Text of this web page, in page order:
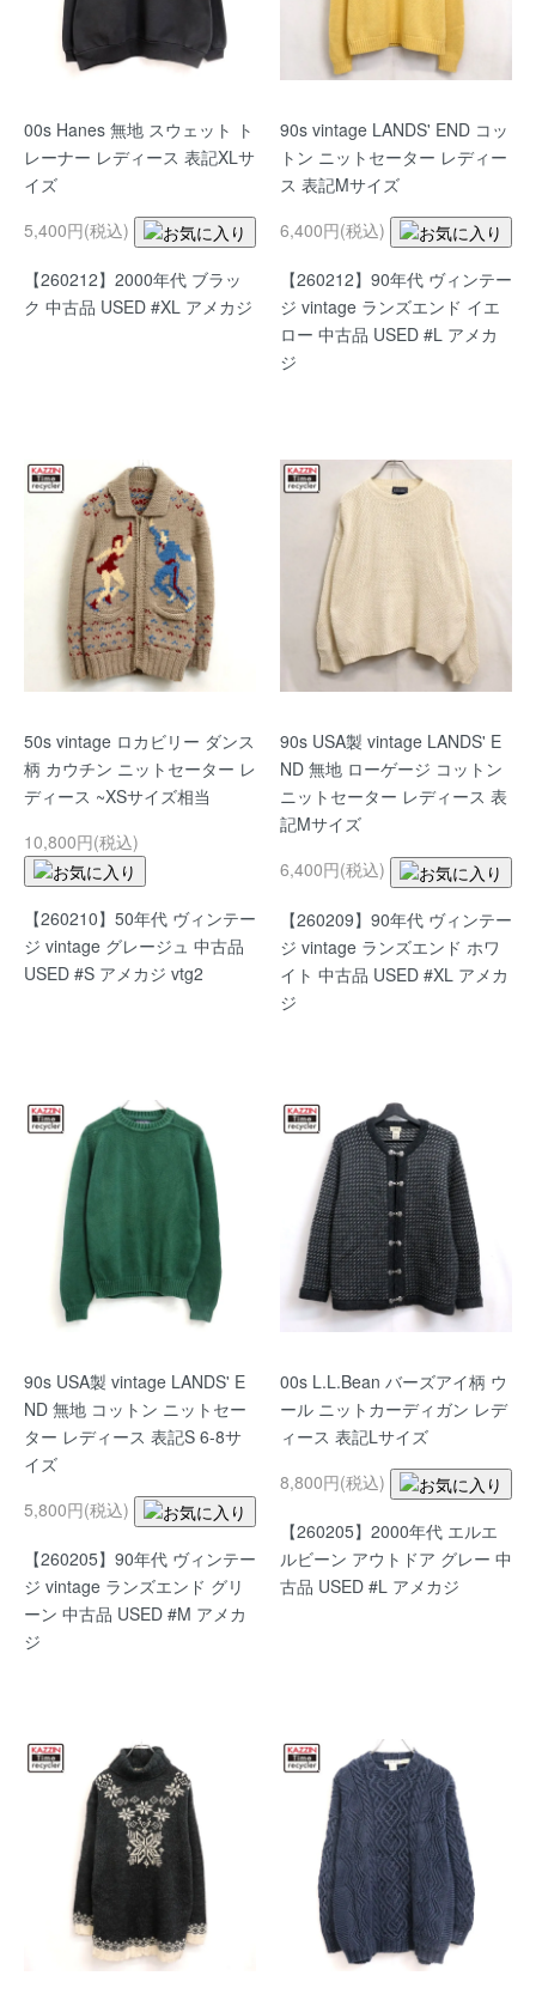
00s Hanes 無地 スウェット ト
レーナー レディース 表記XLサ
イズ
5,400円(税込)
【260212】2000年代 ブラッ
ク 中古品 USED #XL アメカジ
90s vintage LANDS' END コッ
トン ニットセーター レディー
ス 表記Mサイズ
6,400円(税込)
【260212】90年代 ヴィンテー
ジ vintage ランズエンド イエ
ロー 中古品 USED #L アメカ
ジ
50s vintage ロカビリー ダンス
柄 カウチン ニットセーター レ
ディース ~XSサイズ相当
10,800円(税込)
【260210】50年代 ヴィンテー
ジ vintage グレージュ 中古品
USED #S アメカジ vtg2
90s USA製 vintage LANDS' E
ND 無地 ローゲージ コットン
ニットセーター レディース 表
記Mサイズ
6,400円(税込)
【260209】90年代 ヴィンテー
ジ vintage ランズエンド ホワ
イト 中古品 USED #XL アメカ
ジ
90s USA製 vintage LANDS' E
ND 無地 コットン ニットセー
ター レディース 表記S 6-8サ
イズ
5,800円(税込)
【260205】90年代 ヴィンテー
ジ vintage ランズエンド グリ
ーン 中古品 USED #M アメカ
ジ
00s L.L.Bean バーズアイ柄 ウ
ール ニットカーディガン レデ
ィース 表記Lサイズ
8,800円(税込)
【260205】2000年代 エルエ
ルビーン アウトドア グレー 中
古品 USED #L アメカジ